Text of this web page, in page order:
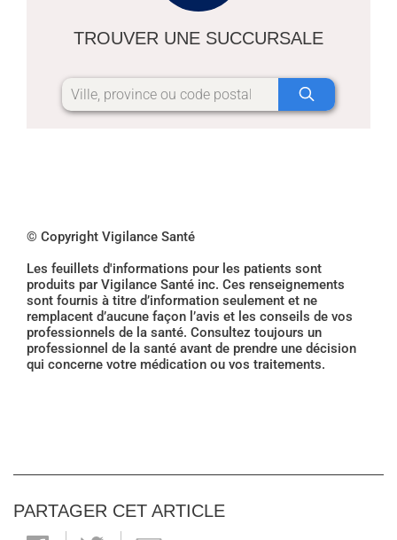
TROUVER UNE SUCCURSALE
© Copyright Vigilance Santé
Les feuillets d'informations pour les patients sont
produits par Vigilance Santé inc. Ces renseignements
sont fournis à titre d’information seulement et ne
remplacent d’aucune façon l’avis et les conseils de vos
professionnels de la santé. Consultez toujours un
professionnel de la santé avant de prendre une décision
qui concerne votre médication ou vos traitements.
PARTAGER CET ARTICLE